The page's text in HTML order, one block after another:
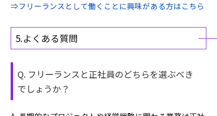
⇒フリーランスとして働くことに興味がある方はこちら
5.よくある質問
Q. フリーランスと正社員のどちらを選ぶべき
でしょうか？